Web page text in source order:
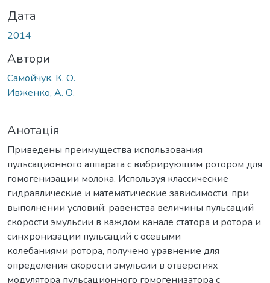
Дата
2014
Автори
Самойчук, К. О.
Ивженко, А. О.
Анотація
Приведены преимущества использования
пульсационного аппарата с вибрирующим ротором для
гомогенизации молока. Используя классические
гидравлические и математические зависимости, при
выполнении условий: равенства величины пульсаций
скорости эмульсии в каждом канале статора и ротора и
синхронизации пульсаций с осевыми
колебаниями ротора, получено уравнение для
определения скорости эмульсии в отверстиях
модулятора пульсационного гомогенизатора с